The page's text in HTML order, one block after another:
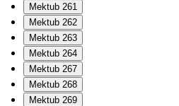
Mektub 261
Mektub 262
Mektub 263
Mektub 264
Mektub 267
Mektub 268
Mektub 269